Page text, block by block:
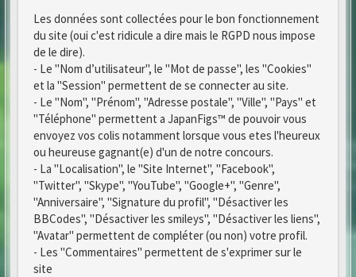
Les données sont collectées pour le bon fonctionnement
du site (oui c'est ridicule a dire mais le RGPD nous impose
de le dire).
- Le "Nom d’utilisateur", le "Mot de passe", les "Cookies"
et la "Session" permettent de se connecter au site.
- Le "Nom", "Prénom", "Adresse postale", "Ville", "Pays" et
"Téléphone" permettent a JapanFigs™ de pouvoir vous
envoyez vos colis notamment lorsque vous etes l'heureux
ou heureuse gagnant(e) d'un de notre concours.
- La "Localisation", le "Site Internet", "Facebook",
"Twitter", "Skype", "YouTube", "Google+", "Genre",
"Anniversaire", "Signature du profil", "Désactiver les
BBCodes", "Désactiver les smileys", "Désactiver les liens",
"Avatar" permettent de compléter (ou non) votre profil.
- Les "Commentaires" permettent de s'exprimer sur le
site